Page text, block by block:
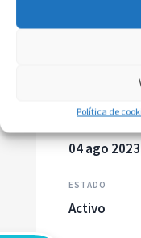
Política de
04 ago 2023
ESTADO
Activo